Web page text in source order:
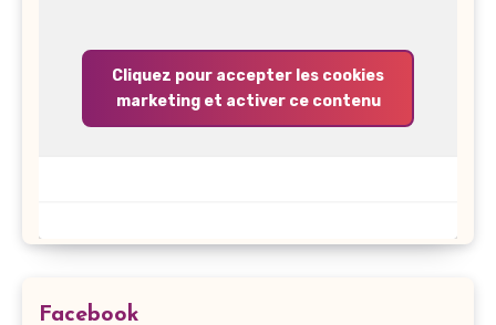
Cliquez pour accepter les cookies
marketing et activer ce contenu
Facebook